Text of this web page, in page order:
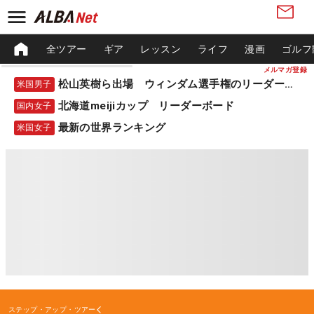
メルマガ登録
全ツアー ギア レッスン ライフ 漫画 ゴル
米国男子 松山英樹ら出場 ウィンダム選手権のリーダーボード
国内女子 北海道meijiカップ リーダーボード
米国女子 最新の世界ランキング
ステップ・アップ・ツアー